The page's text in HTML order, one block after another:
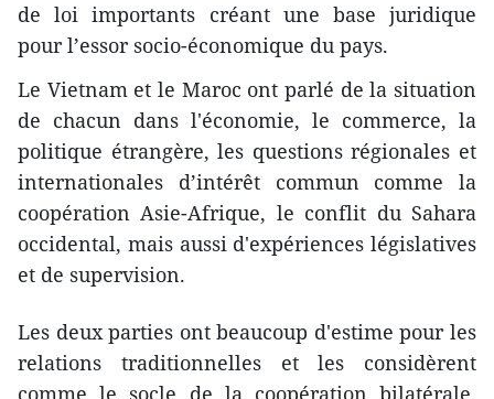
de loi importants créant une base juridique
pour l’essor socio-économique du pays.
Le Vietnam et le Maroc ont parlé de la situation
de chacun dans l'économie, le commerce, la
politique étrangère, les questions régionales et
internationales d’intérêt commun comme la
coopération Asie-Afrique, le conflit du Sahara
occidental, mais aussi d'expériences législatives
et de supervision.
Les deux parties ont beaucoup d'estime pour les
relations traditionnelles et les considèrent
comme le socle de la coopération bilatérale.